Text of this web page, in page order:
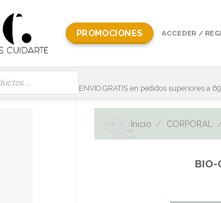
PROMOCIONES ACCEDER /
ENVIO GRATIS en pedidos superiores a
Inicio / CORPORAL
BIO-